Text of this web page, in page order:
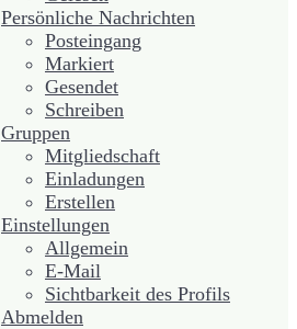
Persönliche Nachrichten
Posteingang
Markiert
Gesendet
Schreiben
Gruppen
Mitgliedschaft
Einladungen
Erstellen
Einstellungen
Allgemein
E-Mail
Sichtbarkeit des Profils
Abmelden